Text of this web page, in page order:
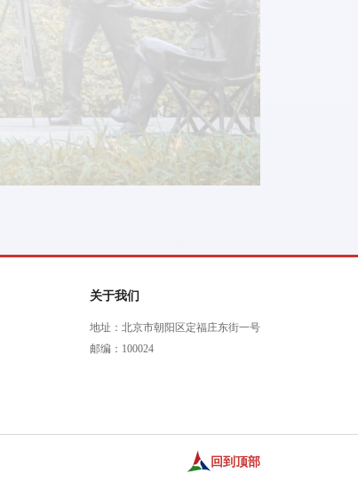
关于我们
地址：北京市朝阳区定福庄东街一号
邮编：100024
回到顶部